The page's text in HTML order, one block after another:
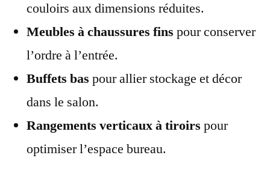
couloirs aux dimensions réduites.
Meubles à chaussures fins pour conserver
l’ordre à l’entrée.
Buffets bas pour allier stockage et décor
dans le salon.
Rangements verticaux à tiroirs pour
optimiser l’espace bureau.